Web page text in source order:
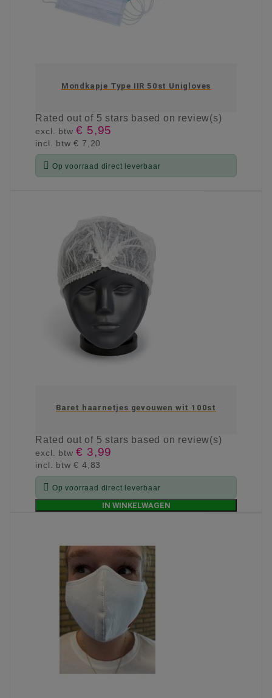
Mondkapje Type IIR 50st Unigloves
Ratedout of 5 stars based on review(s)
excl. btw€ 5,95
incl. btw€ 7,20
 Op voorraad direct leverbaar
Baret haarnetjes gevouwen wit 100st
Ratedout of 5 stars based on review(s)
excl. btw€ 3,99
incl. btw€ 4,83
 Op voorraad direct leverbaar
IN WINKELWAGEN